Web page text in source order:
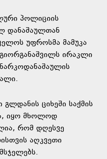
პოლიციის
დანაშაულთან
უფროსმა მამუკა
ირაკლი
ციხეში საქმის
იყო მხოლოდ
რომ დღესვე
აღკვეთი